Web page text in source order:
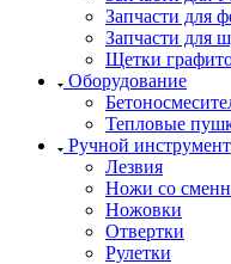
Запчасти для
Запчасти для
Щетки
Оборудование
Тепловые
Ручной инструмент
Лезвия
Ножи со
Ножовки
Отвертки
Рулетки